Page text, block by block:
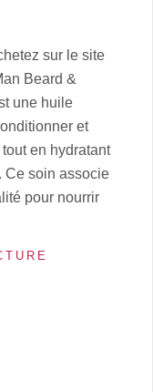
sur le site
Beard &
une huile
et
en hydratant
Ce soin associe
pour nourrir